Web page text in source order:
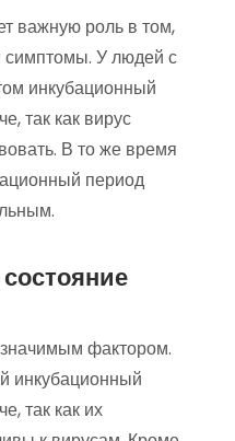
важную роль в том,
симптомы. У людей с
инкубационный
так как вирус
В то же время
период
фактором.
инкубационный
так как их